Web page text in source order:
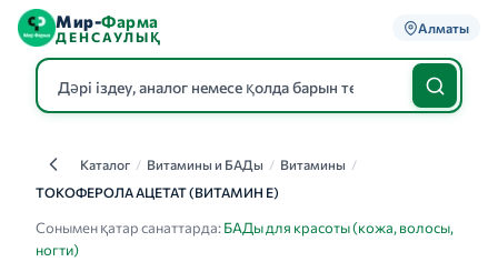
Мир-Фарма
ДЕНСАУЛЫҚ
Алматы
КаталогКаталог / Витамины и БАДы / Витамины /
ТОКОФЕРОЛА АЦЕТАТ (ВИТАМИН Е)
Сонымен қатар санаттарда:БАДы для красоты (кожа, волосы,
ногти)